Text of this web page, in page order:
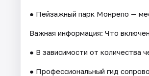
● Пейзажный парк Монрепо —
Важная информация: Что
● В зависимости от количества
● Профессиональный гид